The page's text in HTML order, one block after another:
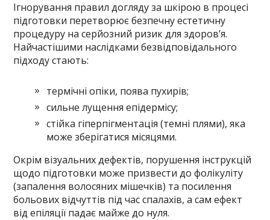
Ігнорування правил догляду за шкірою в процесі
підготовки перетворює безпечну естетичну
процедуру на серйозний ризик для здоров’я.
Найчастішими наслідками безвідповідального
підходу стають:
термічні опіки, поява пухирів;
сильне лущення епідермісу;
стійка гіперпігментація (темні плями), яка
може зберігатися місяцями.
Окрім візуальних дефектів, порушення інструкцій
щодо підготовки може призвести до фолікуліту
(запалення волосяних мішечків) та посилення
больових відчуттів під час спалахів, а сам ефект
від епіляції падає майже до нуля.